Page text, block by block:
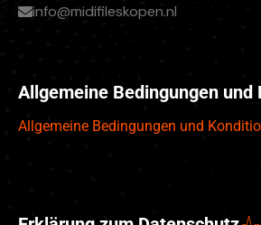
info@midifileskopen.nl
Allgemeine Bedingungen und
Allgemeine Bedingungen und